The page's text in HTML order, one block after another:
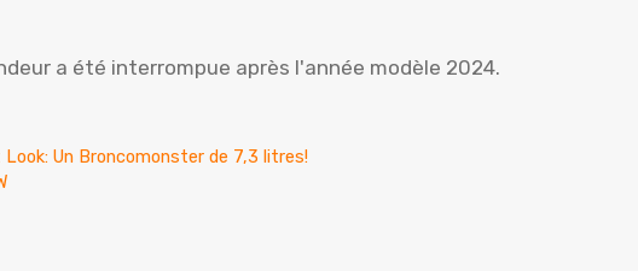
a été interrompue après l'année modèle 2024.
Un Broncomonster de 7,3 litres!